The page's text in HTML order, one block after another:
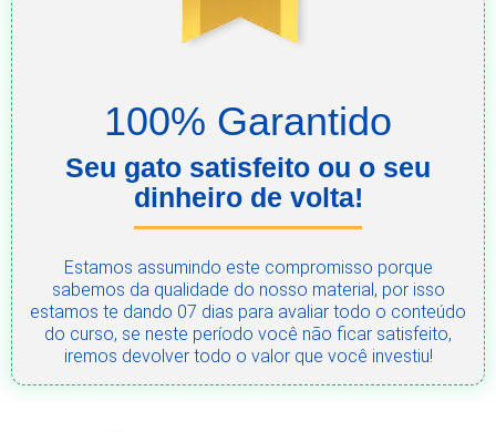
100% Garantido
Seu gato satisfeito ou o seu
dinheiro de volta!
Estamos assumindo este compromisso porque
sabemos da qualidade do nosso material, por isso
estamos te dando 07 dias para avaliar todo o conteúdo
do curso, se neste período você não ficar satisfeito,
iremos devolver todo o valor que você investiu!